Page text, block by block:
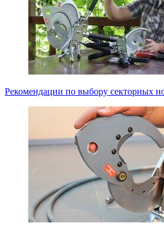
Рекомендации по выбору секторных